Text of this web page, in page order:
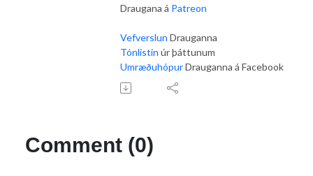
Draugana á Patreon
Vefverslun Drauganna
Tónlistin úr þáttunum
UmræðuhópurDrauganna á Facebook
Comment (0)